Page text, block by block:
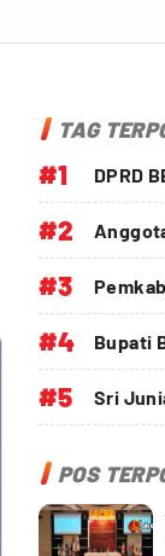
TAG
#1 DPRD
#2
#3
#4 Bupati
#5 Sri
POS